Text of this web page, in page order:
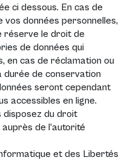
ci dessous. En cas de
vos données personnelles,
réserve le droit de
de données qui
en cas de réclamation ou
durée de conservation
seront cependant
accessibles en ligne.
disposez du droit
de l’autorité
et des Libertés